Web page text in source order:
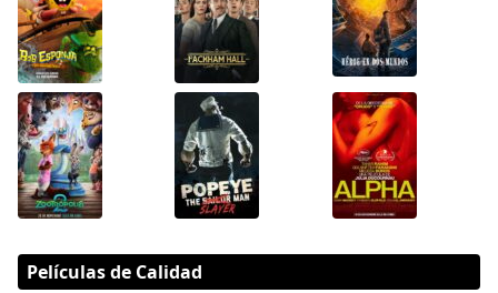
Películas de Calidad